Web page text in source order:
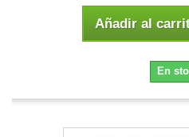
Añadir al
En